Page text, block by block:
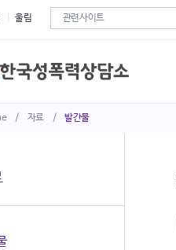
/ 자료 / 발간물
울림